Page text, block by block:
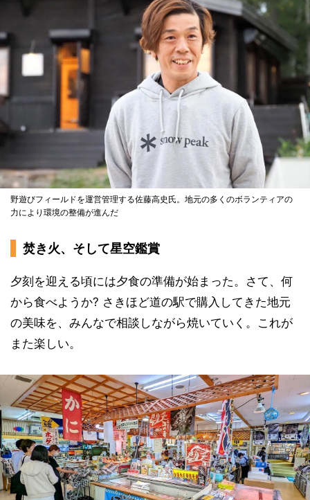
野遊びフィールドを運営管理する佐藤高史氏。地元の多くのボランティアの
力により環境の整備が進んだ
焚き火、そして星空鑑賞
夕刻を迎える頃には夕食の準備が始まった。さて、何
から食べようか? さきほど道の駅で購入してきた地元
の美味を、みんなで相談しながら焼いていく。これが
また楽しい。